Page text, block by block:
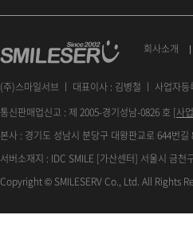
회사소개
(주)스마일서브 ㅣ 대표이사 : 김병철 ㅣ 사업자
통신판매업신고 : 제 2005-경기성남-0826 호 [사
본사 : 경기도 성남시 분당구 대왕판교로 644번길
서버소재지 : IDC SMILE [가산센터] 서울시 금
Copyright © SMILESERV Co., Ltd. All Rights